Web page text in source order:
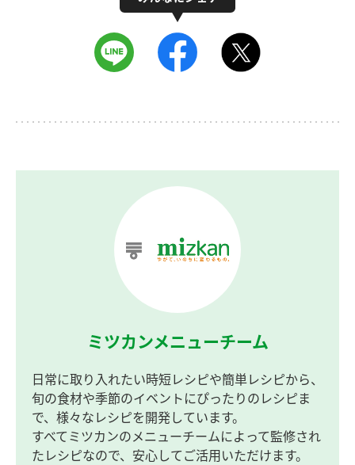
ミツカンメニューチーム
日常に取り入れたい時短レシピや簡単レシピから、
旬の食材や季節のイベントにぴったりのレシピま
で、様々なレシピを開発しています。
すべてミツカンのメニューチームによって監修され
たレシピなので、安心してご活用いただけます。